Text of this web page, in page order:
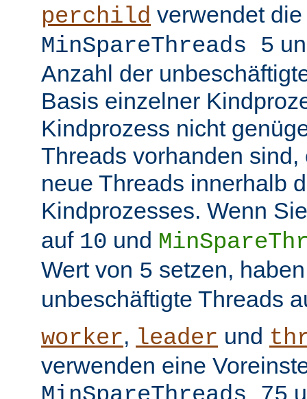
perchild verwendet
MinSpareThreads 5
Anzahl der
Basis einzelner
Kindprozess nicht
Threads vorhanden
neue Threads innerhalb
Kindprozesses. Wenn
auf 10 und
Wert von 5 setzen,
unbeschäftigte Threads
worker, leader und
verwenden eine